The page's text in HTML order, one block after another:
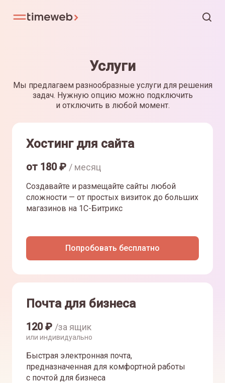
Услуги
Мы предлагаем разнообразные услуги для решения
задач. Нужную опцию можно подключить
и отключить в любой момент.
Хостинг для сайта
от 180₽ / месяц
Создавайте и размещайте сайты любой
сложности — от простых визиток до больших
магазинов на 1С-Битрикс
Попробовать бесплатно
Почта для бизнеса
120₽ /за ящик
или индивидуально
Быстрая электронная почта,
предназначенная для комфортной работы
с почтой для бизнеса